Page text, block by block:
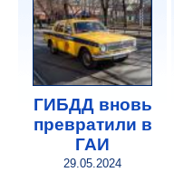
ГИБДД вновь
превратили в
ГАИ
29.05.2024